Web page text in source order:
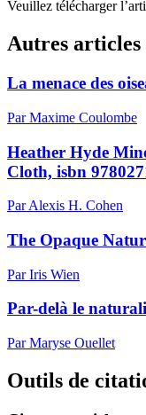
Veuillez télécharger
Autres articles
La menace des
Par Maxime Coulombe
Heather Hyde
Cloth, isbn
Par Alexis H. Cohen
The Opaque
Par Iris Wien
Par-delà le
Par Maryse Ouellet
Outils de